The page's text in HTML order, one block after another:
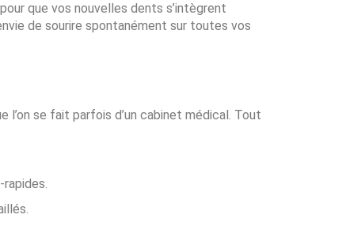
que vos nouvelles dents s’intègrent
de sourire spontanément sur toutes vos
l’on se fait parfois d’un cabinet médical. Tout